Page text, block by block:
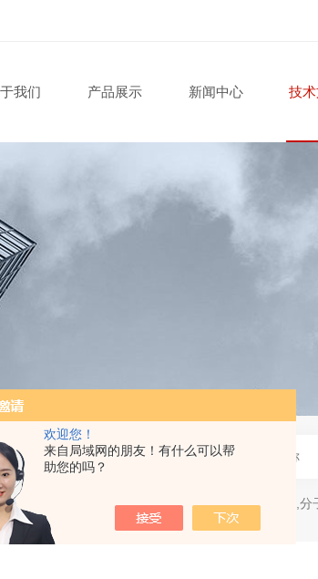
欢迎您！
来自局域网的朋友！有什么可以帮
助您的吗？
我们 产品展示 新闻中心 技
服务体系
合理 热门关键词：电穿孔仪,分